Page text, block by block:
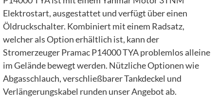
Elektrostart, ausgestattet und verfügt über einen
Öldruckschalter. Kombiniert mit einem Radsatz,
welcher als Option erhältlich ist, kann der
Stromerzeuger Pramac P14000 TYA problemlos alleine
im Gelände bewegt werden. Nützliche Optionen wie
Abgasschlauch, verschließbarer Tankdeckel und
Verlängerungskabel runden unser Angebot ab.